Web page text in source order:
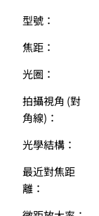
型號：
焦距：
光圈：
拍攝視角 (對
角線)：
光學結構：
最近對焦距
離：